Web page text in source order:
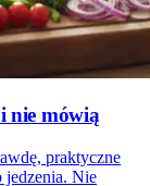
nie mówią
praktyczne
jedzenia. Nie